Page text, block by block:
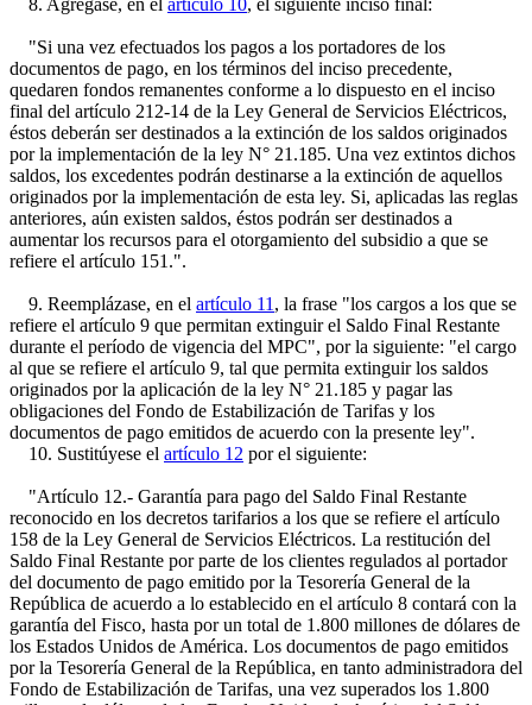
8. Agrégase, en el artículo 10, el siguiente inciso final:
"Si una vez efectuados los pagos a los portadores de los
documentos de pago, en los términos del inciso precedente,
quedaren fondos remanentes conforme a lo dispuesto en el inciso
final del artículo 212-14 de la Ley General de Servicios Eléctricos,
éstos deberán ser destinados a la extinción de los saldos originados
por la implementación de la ley N° 21.185. Una vez extintos dichos
saldos, los excedentes podrán destinarse a la extinción de aquellos
originados por la implementación de esta ley. Si, aplicadas las reglas
anteriores, aún existen saldos, éstos podrán ser destinados a
aumentar los recursos para el otorgamiento del subsidio a que se
refiere el artículo 151.".
9. Reemplázase, en el artículo 11 , la frase "los cargos a los que se
refiere el artículo 9 que permitan extinguir el Saldo Final Restante
durante el período de vigencia del MPC", por la siguiente: "el cargo
al que se refiere el artículo 9, tal que permita extinguir los saldos
originados por la aplicación de la ley N° 21.185 y pagar las
obligaciones del Fondo de Estabilización de Tarifas y los
documentos de pago emitidos de acuerdo con la presente ley".
10. Sustitúyese el artículo 12 por el siguiente:
"Artículo 12.- Garantía para pago del Saldo Final Restante
reconocido en los decretos tarifarios a los que se refiere el artículo
158 de la Ley General de Servicios Eléctricos. La restitución del
Saldo Final Restante por parte de los clientes regulados al portador
del documento de pago emitido por la Tesorería General de la
República de acuerdo a lo establecido en el artículo 8 contará con la
garantía del Fisco, hasta por un total de 1.800 millones de dólares de
los Estados Unidos de América. Los documentos de pago emitidos
por la Tesorería General de la República, en tanto administradora del
Fondo de Estabilización de Tarifas, una vez superados los 1.800